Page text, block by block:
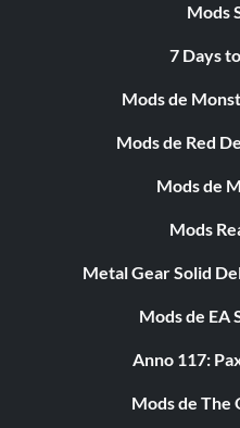
Mods
7 Days
Mods de
Mods de Red
Mods de
Mods
Metal Gear Solid
Mods de EA
Anno 117:
Mods de The